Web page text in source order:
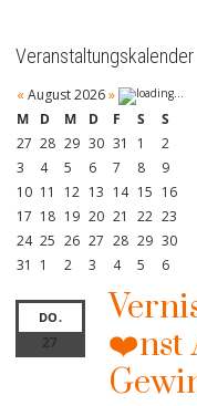
Veranstaltungskalender
« August 2026»
M
D M D F S
S
27 28 29 30 31 1
2
3
4 5 6 7 8
9
10 11 12 13 14 15 16
17 18 19 20 21 22 23
24 25 26 27 28 29 30
31
1 2 3 4 5 6
DO.
27
❤️nst